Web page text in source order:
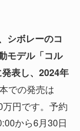
シボレーのコ
モデル「コル
表し、2024年
での発売は
円です。予約
から6月30日